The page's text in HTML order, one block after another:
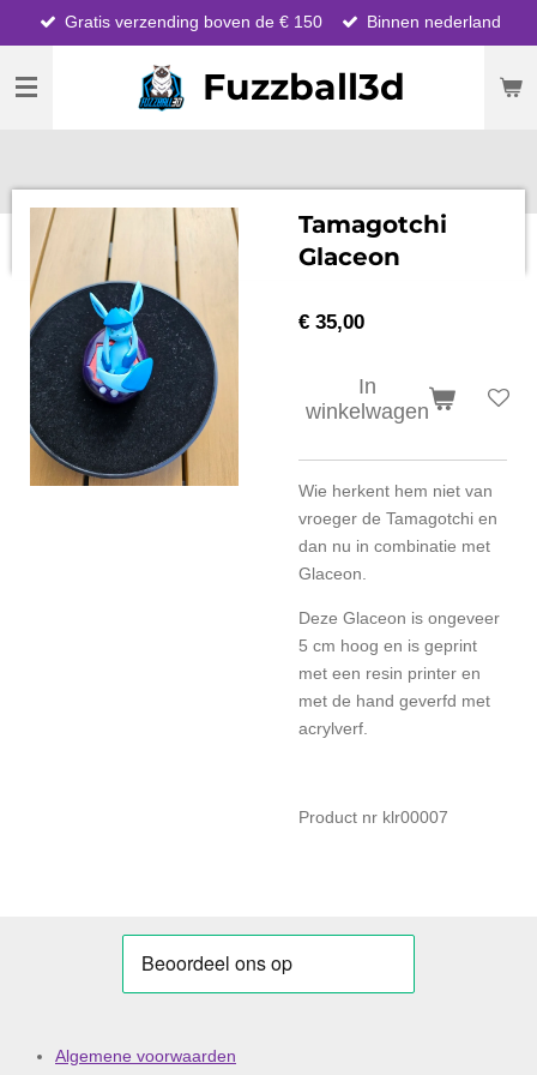
direct
naar
hoofdinhoud
Fuzzball3d
Gratis verzending boven de € 150 Binnen nederland
Tamagotchi
Glaceon
€ 35,00
In
winkelwagen
Wie herkent hem niet van
vroeger de Tamagotchi en
dan nu in combinatie met
Glaceon.
Deze Glaceon is ongeveer
5 cm hoog en is geprint
met een resin printer en
met de hand geverfd met
acrylverf.
Product nr klr00007
Algemene voorwaarden